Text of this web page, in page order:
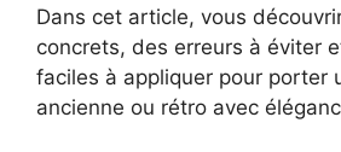
Dans cet article, vous
concrets, des erreurs à éviter
faciles à appliquer pour porter
ancienne ou rétro avec